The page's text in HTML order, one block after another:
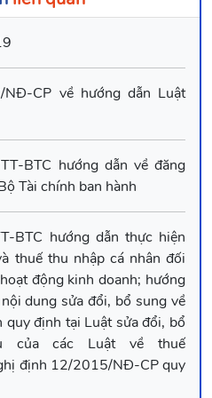
CP về hướng dẫn Luật
BTC hướng dẫn về đăng
Tài chính ban hành
BTC hướng dẫn thực hiện
thuế thu nhập cá nhân đối
động kinh doanh; hướng
dung sửa đổi, bổ sung về
quy định tại Luật sửa đổi, bổ
của các Luật về thuế
định 12/2015/NĐ-CP quy